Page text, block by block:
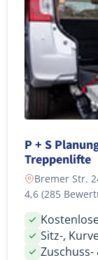
P + S
Treppenlifte
Bremer Str.
4,6 (285
Sitz-,